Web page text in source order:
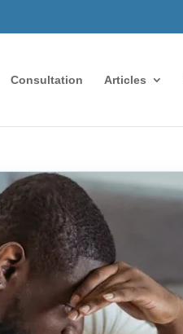
Consultation Articles